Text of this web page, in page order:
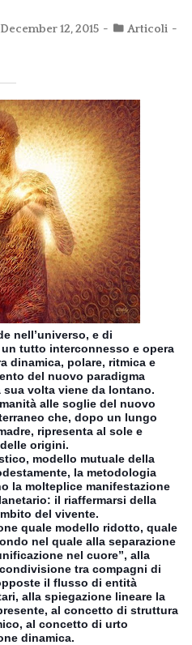
December 12, 2015 Articoli
nell’universo, e di
tutto interconnesso e opera
dinamica, polare, ritmica e
del nuovo paradigma
volta viene da lontano.
alle soglie del nuovo
che, dopo un lungo
ripresenta al sole e
origini.
modello mutuale della
la metodologia
la molteplice manifestazione
il riaffermarsi della
del vivente.
quale modello ridotto, quale
nel quale alla separazione
nel cuore”, alla
tra compagni di
il flusso di entità
alla spiegazione lineare la
al concetto di struttura
al concetto di urto
dinamica.